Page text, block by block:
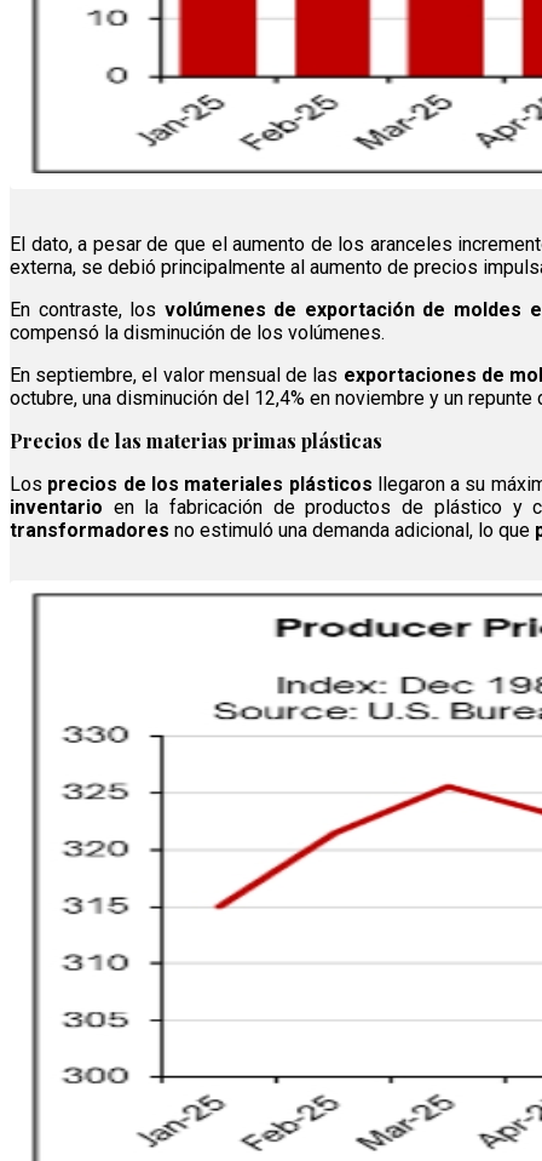
El dato, a pesar de que el aumento de los aranceles
externa, se debió principalmente al aumento de precios
En contraste, los volúmenes de exportación de moldes
compensó la disminución de los volúmenes.
En septiembre, el valor mensual de las exportaciones de
octubre, una disminución del 12,4% en noviembre y un repunte
Precios de las materias primas plásticas
Los precios de los materiales plásticos llegaron a su
inventario en la fabricación de productos de plástico y
transformadores no estimuló una demanda adicional, lo que